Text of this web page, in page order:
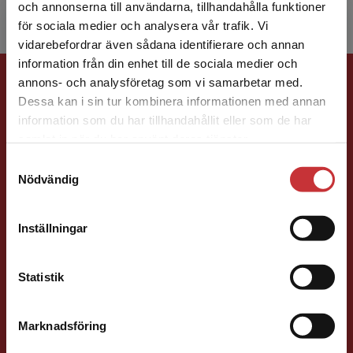
och annonserna till användarna, tillhandahålla funktioner
för sociala medier och analysera vår trafik. Vi
vidarebefordrar även sådana identifierare och annan
information från din enhet till de sociala medier och
annons- och analysföretag som vi samarbetar med.
Dessa kan i sin tur kombinera informationen med annan
information som du har tillhandahållit eller som de har
Nödvändig
Inställningar
Statistik
Marknadsföring
Begränsad fraktregion
Det verkar som att du besöker
studentlitteratur.se via en enhet utanför Sverige.
Vi erbjuder inte leveranser utanför Sverige. För
att kunna slutföra ett köp måste
Förlagskontakt